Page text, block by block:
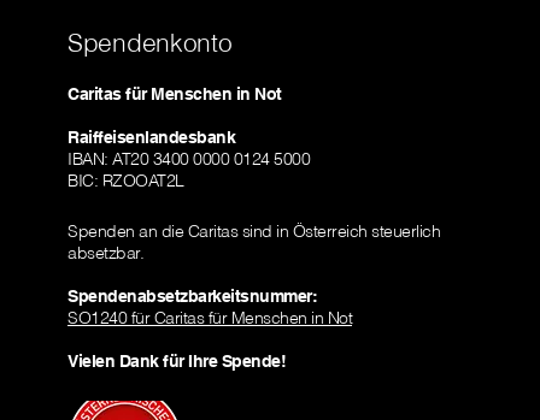
Spendenkonto
Caritas für Menschen in Not
Raiffeisenlandesbank
IBAN: AT20 3400 0000 0124 5000
BIC: RZOOAT2L
Spenden an die Caritas sind in Österreich steuerlich
absetzbar.
Spendenabsetzbarkeitsnummer:
SO1240 für Caritas für Menschen in Not
Vielen Dank für Ihre Spende!